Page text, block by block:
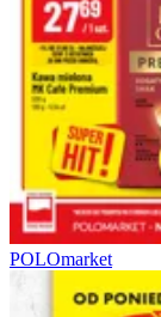
POLOmarket